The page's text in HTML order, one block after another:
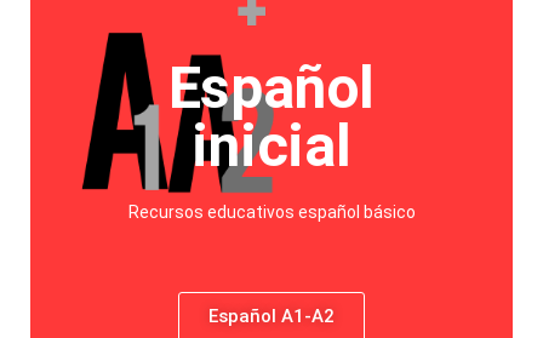
Español
inicial
Recursos educativos español básico
Español A1-A2